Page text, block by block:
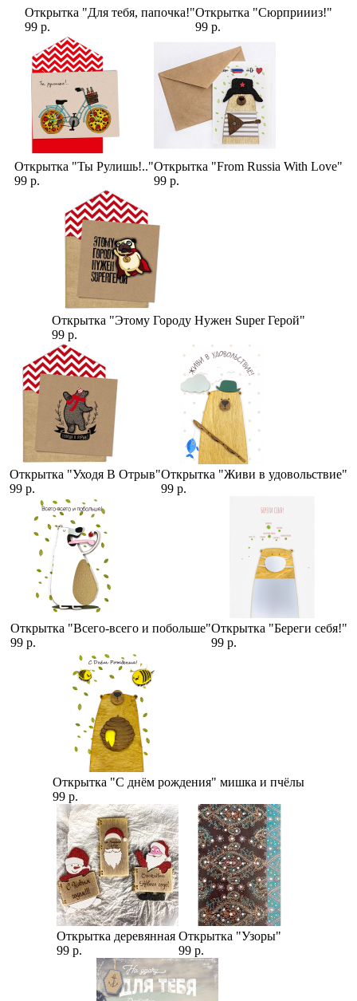
Открытка "Для тебя, папочка!"
99 р.
Открытка "Сюрприииз!"
99 р.
Открытка "Ты Рулишь!.."
99 р.
Открытка "From Russia With Love"
99 р.
Открытка "Этому Городу Нужен Super Герой"
99 р.
Открытка "Уходя В Отрыв"
99 р.
Открытка "Живи в удовольствие"
99 р.
Открытка "Всего-всего и побольше"
99 р.
Открытка "Береги себя!"
99 р.
Открытка "С днём рождения" мишка и пчёлы
99 р.
Открытка деревянная
99 р.
Открытка "Узоры"
99 р.